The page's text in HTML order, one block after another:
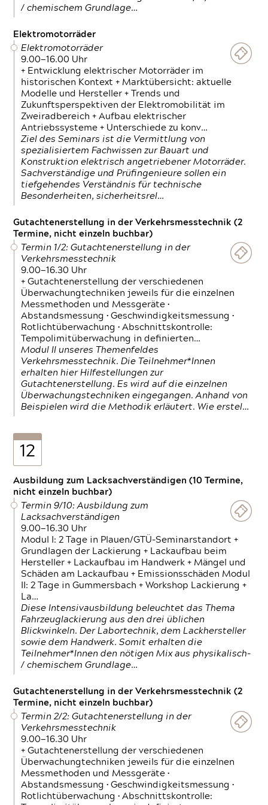
/ chemischem Grundlage…
Elektromotorräder
Elektromotorräder
9.00—16.00 Uhr
+ Entwicklung elektrischer Motorräder im
historischen Kontext + Marktübersicht: aktuelle
Modelle und Hersteller + Trends und
Zukunftsperspektiven der Elektromobilität im
Zweiradbereich + Aufbau elektrischer
Antriebssysteme + Unterschiede zu konv…
Ziel des Seminars ist die Vermittlung von
spezialisiertem Fachwissen zur Bauart und
Konstruktion elektrisch angetriebener Motorräder.
Sachverständige und Prüfingenieure sollen ein
tiefgehendes Verständnis für technische
Besonderheiten, sicherheitsrel…
Gutachtenerstellung in der Verkehrsmesstechnik (2
Termine, nicht einzeln buchbar)
Termin 1/2: Gutachtenerstellung in der
Verkehrsmesstechnik
9.00—16.30 Uhr
+ Gutachtenerstellung der verschiedenen
Überwachungtechniken jeweils für die einzelnen
Messmethoden und Messgeräte •
Abstandsmessung • Geschwindigkeitsmessung •
Rotlichtüberwachung • Abschnittskontrolle:
Tempolimitüberwachung in definierten…
Modul II unseres Themenfeldes
Verkehrsmesstechnik. Die Teilnehmer*Innen
erhalten hier Hilfestellungen zur
Gutachtenerstellung. Es wird auf die einzelnen
Überwachungstechniken eingegangen. Anhand von
Beispielen wird die Methodik erläutert. Wie erstel…
12
Ausbildung zum Lacksachverständigen (10 Termine,
nicht einzeln buchbar)
Termin 9/10: Ausbildung zum
Lacksachverständigen
9.00—16.30 Uhr
Modul I: 2 Tage in Plauen/GTÜ-Seminarstandort +
Grundlagen der Lackierung + Lackaufbau beim
Hersteller + Lackaufbau im Handwerk + Mängel und
Schäden am Lackaufbau + Emissionsschäden Modul
II: 2 Tage in Gummersbach + Workshop Lackierung +
La…
Diese Intensivausbildung beleuchtet das Thema
Fahrzeuglackierung aus den drei üblichen
Blickwinkeln. Der Labortechnik, dem Lackhersteller
sowie dem Handwerk. Somit erhalten die
Teilnehmer*Innen den nötigen Mix aus physikalisch-
/ chemischem Grundlage…
Gutachtenerstellung in der Verkehrsmesstechnik (2
Termine, nicht einzeln buchbar)
Termin 2/2: Gutachtenerstellung in der
Verkehrsmesstechnik
9.00—16.30 Uhr
+ Gutachtenerstellung der verschiedenen
Überwachungtechniken jeweils für die einzelnen
Messmethoden und Messgeräte •
Abstandsmessung • Geschwindigkeitsmessung •
Rotlichtüberwachung • Abschnittskontrolle: